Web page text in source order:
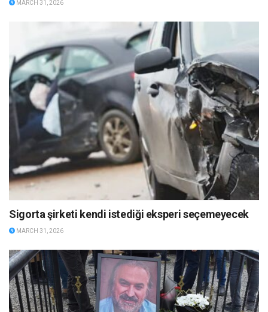
MARCH 31, 2026
Sigorta şirketi kendi istediği eksperi seçemeyecek
MARCH 31, 2026